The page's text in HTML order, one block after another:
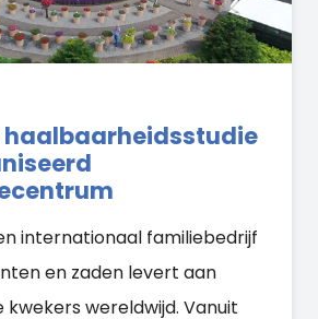
haalbaarheidsstudie
internationaal familiebedrijf
en zaden levert aan
kwekers wereldwijd. Vanuit